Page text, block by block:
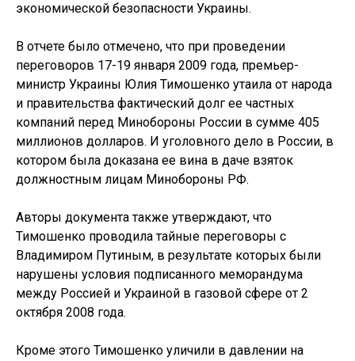
экономической безопасности Украины.
В отчете было отмечено, что при проведении
переговоров 17-19 января 2009 года, премьер-
министр Украины Юлия Тимошенко утаила от народа
и правительства фактический долг ее частных
компаний перед Минобороны России в сумме 405
миллионов долларов. И уголовного дело в России, в
котором была доказана ее вина в даче взяток
должностным лицам Минобороны РФ.
Авторы документа также утверждают, что
Тимошенко проводила тайные переговоры с
Владимиром Путиным, в результате которых были
нарушены условия подписанного меморандума
между Россией и Украиной в газовой сфере от 2
октября 2008 года.
Кроме этого Тимошенко уличили в давлении на